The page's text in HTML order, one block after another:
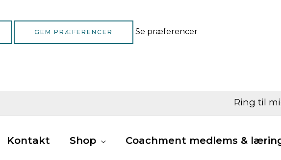
GEM PRÆFERENCER
Se præferencer
Ring til
Kontakt Shop Coachment medlems &